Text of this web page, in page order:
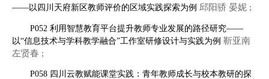
——以四川天府新区教师评价的区域实践探索为例
邱阳骄 晏妮 ;
P052 利用智慧教育平台提升教师专业发展的路径研究——
以“信息技术与学科教学融合”工作室研修设计与实践为例 靳亚南
左贤春 ;
P058 四川云教赋能课堂实践：青年教师成长与校本教研的探